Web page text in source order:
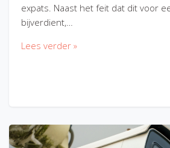
expats. Naast het feit dat dit voor
bijverdient,…
Lees verder »